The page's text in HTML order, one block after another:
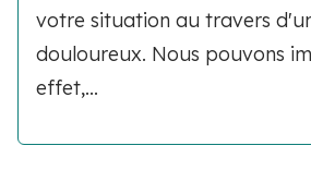
votre situation au travers
douloureux. Nous pouvons
effet,...